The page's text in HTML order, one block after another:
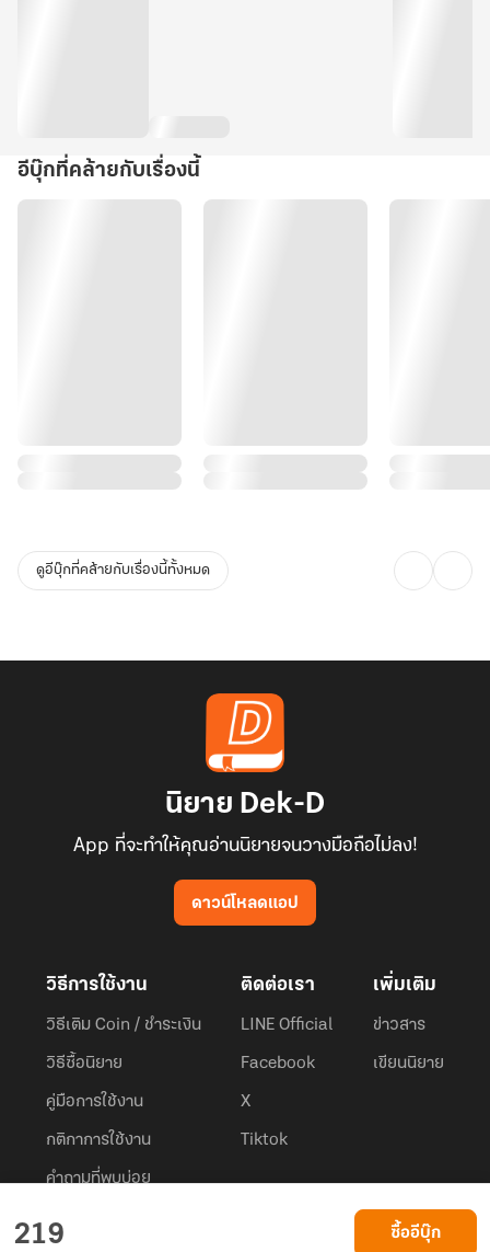
219 ซื้ออีบุ๊ก
อีบุ๊กที่คล้ายกับเรื่องนี้
ดูอีบุ๊กที่คล้ายกับเรื่องนี้ทั้งหมด
นิยาย Dek-D
App ที่จะทำให้คุณอ่านนิยายจนวางมือถือไม่ลง!
ดาวน์โหลดแอป
วิธีการใช้งาน
วิธีเติม Coin / ชำระเงิน
วิธีซื้อนิยาย
คู่มือการใช้งาน
กติกาการใช้งาน
คำถามที่พบบ่อย
ติดต่อเรา
LINE Official
Facebook
X
Tiktok
เพิ่มเติม
ข่าวสาร
เขียนนิยาย
© 2026 Privacy Policy
Dek-D.com ใช้คุกกี้เพื่อพัฒนาประสบการณ์ของ ผู้ใช้ให้ดียิ่งขึ้น
ยอมรับ